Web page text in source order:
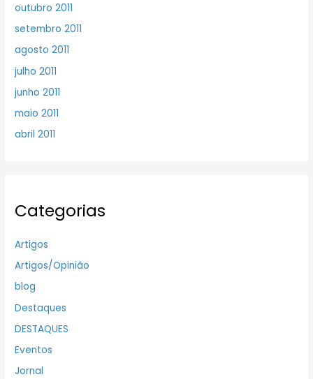
outubro 2011
setembro 2011
agosto 2011
julho 2011
junho 2011
maio 2011
abril 2011
Categorias
Artigos
Artigos/Opinião
blog
Destaques
DESTAQUES
Eventos
Jornal